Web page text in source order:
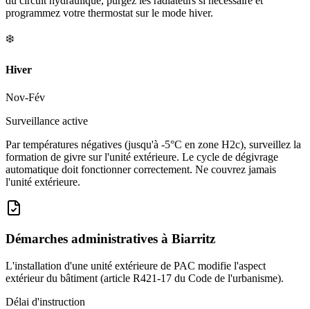
programmez votre thermostat sur le mode hiver.
❄️
Hiver
Nov-Fév
Surveillance active
Par températures négatives (jusqu'à -5°C en zone H2c), surveillez la
formation de givre sur l'unité extérieure. Le cycle de dégivrage
automatique doit fonctionner correctement. Ne couvrez jamais
l'unité extérieure.
Démarches administratives à Biarritz
L'installation d'une unité extérieure de PAC modifie l'aspect
extérieur du bâtiment (article R421-17 du Code de l'urbanisme).
Délai d'instruction